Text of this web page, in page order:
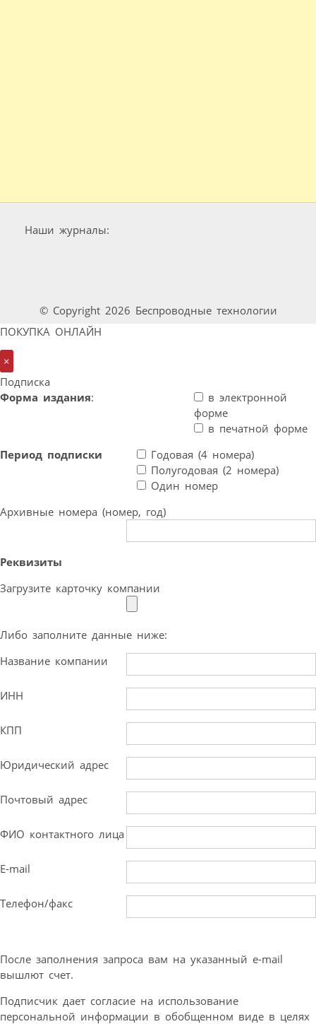
Наши журналы:
© Copyright 2026 Беспроводные технологии
ПОКУПКА ОНЛАЙН
×
Подписка
Форма издания:
в электронной
форме
в печатной форме
Период подписки
Годовая (4 номера)
Полугодовая (2 номера)
Один номер
Архивные номера (номер, год)
Реквизиты
Загрузите карточку компании
Либо заполните данные ниже:
Название компании
ИНН
КПП
Юридический адрес
Почтовый адрес
ФИО контактного лица
E-mail
Телефон/факс
После заполнения запроса вам на указанный e-mail
вышлют счет.
Подписчик дает согласие на использование
персональной информации в обобщенном виде в целях